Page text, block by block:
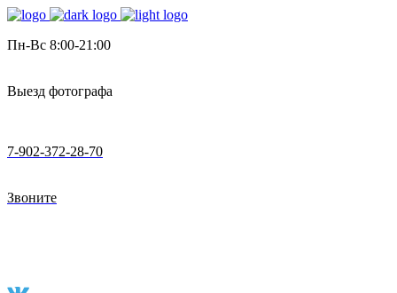
Пн-Вс 8:00-21:00
Выезд фотографа
7-902-372-28-70
Звоните